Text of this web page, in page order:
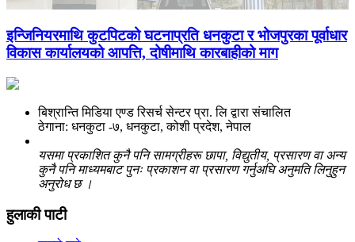
इन्जिनियरमाथि कुटपिटको घटनाप्रति धनकुटा र भोजपुरका पूर्वाधार
विकास कार्यालयको आपत्ति, दोषीमाथि कारबाहीको माग
बिश्रान्ति मिडिया एण्ड रिसर्च सेन्टर प्रा. लि द्वारा संचालित
ठेगाना: धनकुटा -७, धनकुटा, कोशी प्रदेश, नेपाल
यसमा प्रकाशित कुनै पनि सामग्रीहरू छापा, विद्युतीय, प्रसारण वा अन्य
कुनै पनि माध्यमबाट पुनः प्रकाशन वा प्रसारण गर्नुअघि अनुमति लिनुहुन
अनुरोध छ ।
हुलाकी पाटी